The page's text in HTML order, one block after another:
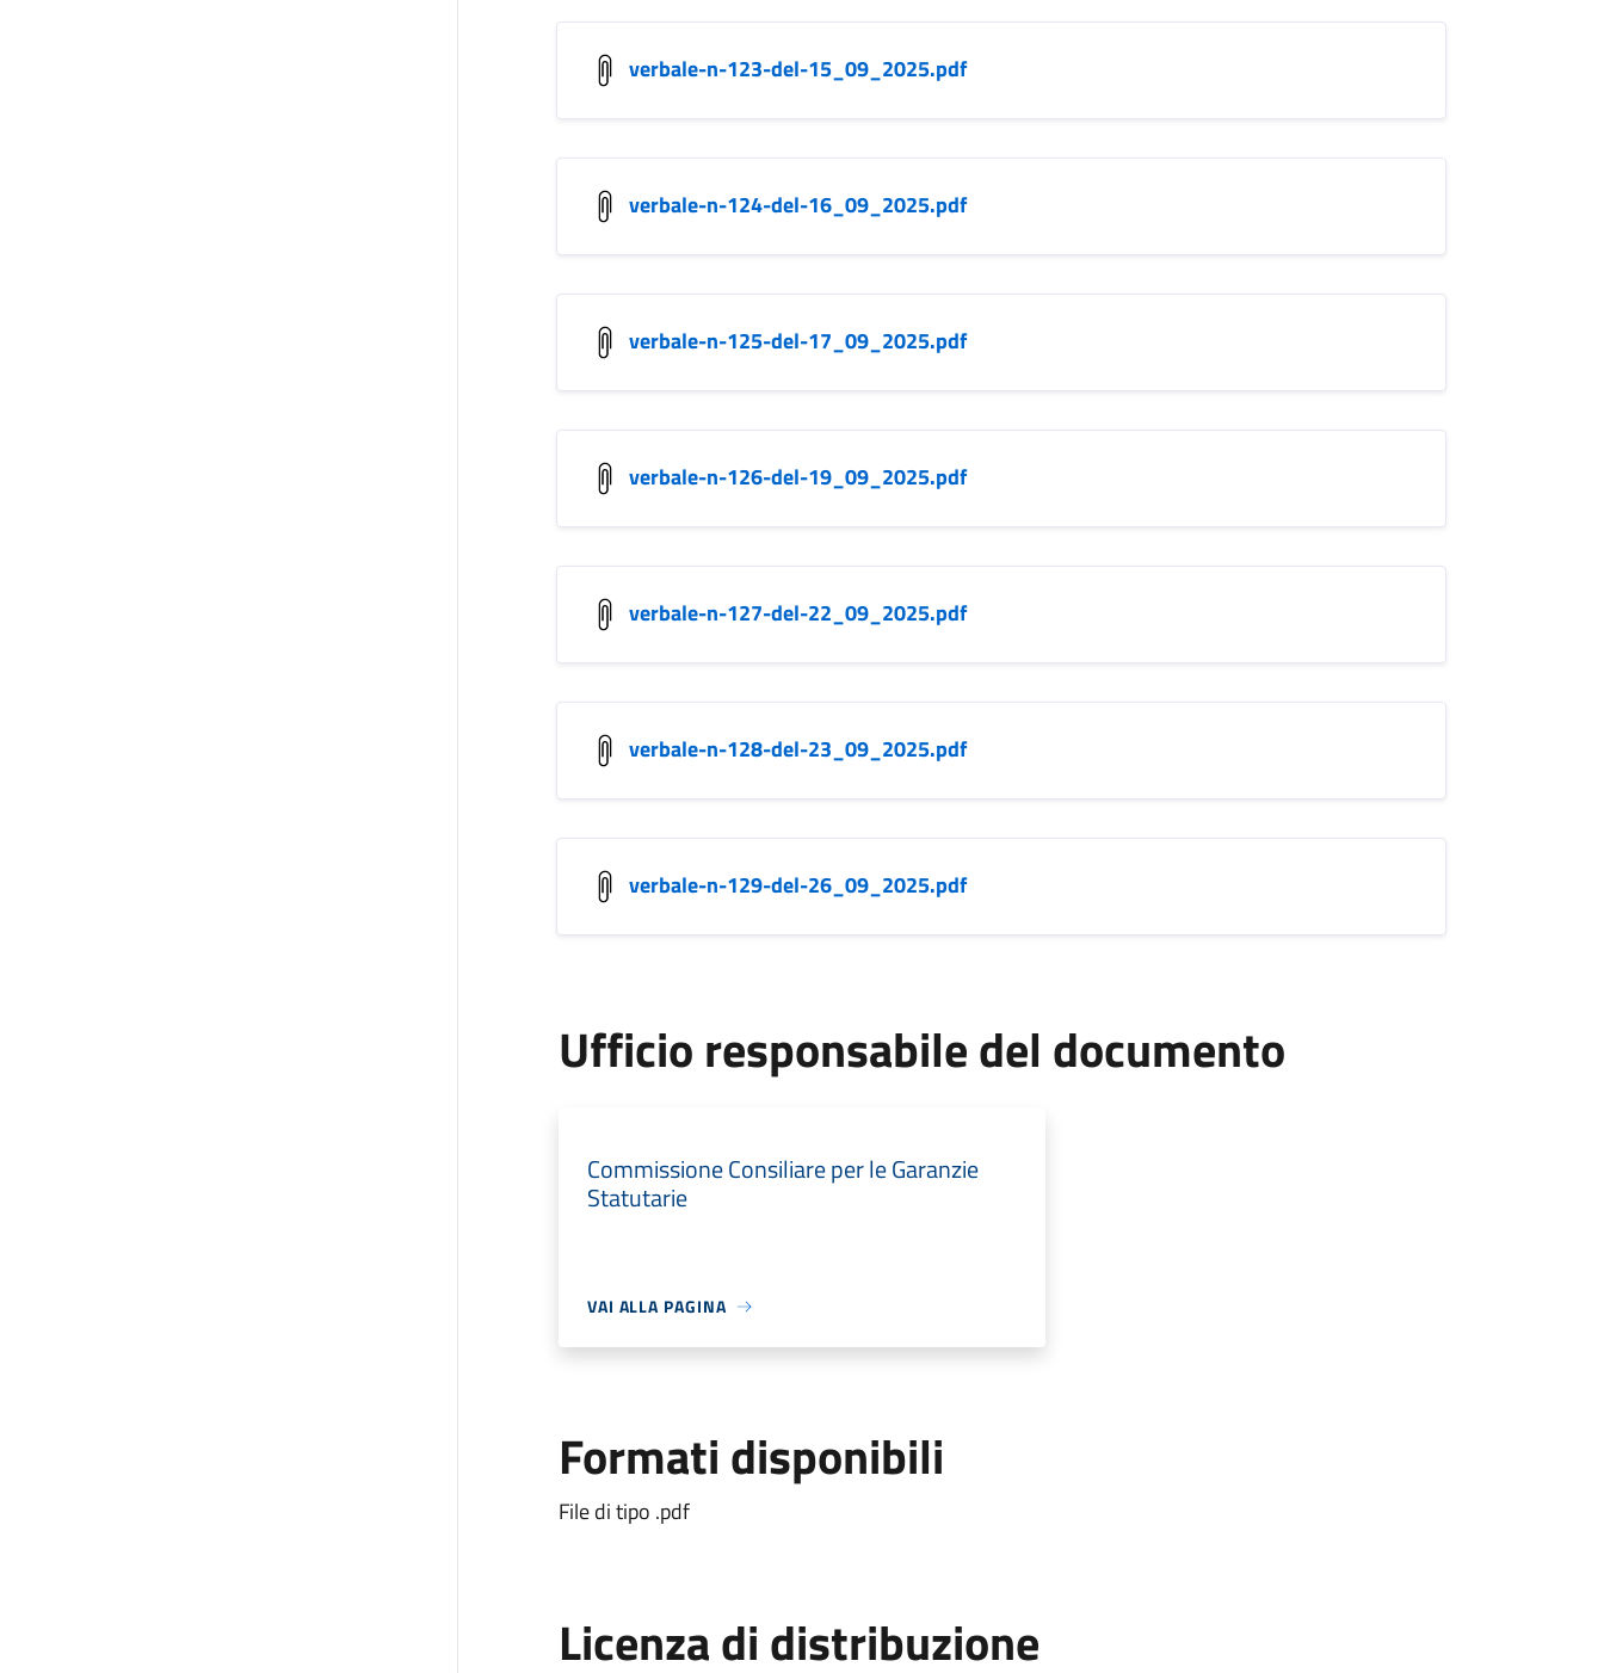
verbale-n-123-del-15_09_2025.pdf
verbale-n-124-del-16_09_2025.pdf
verbale-n-125-del-17_09_2025.pdf
verbale-n-126-del-19_09_2025.pdf
verbale-n-127-del-22_09_2025.pdf
verbale-n-128-del-23_09_2025.pdf
verbale-n-129-del-26_09_2025.pdf
Ufficio responsabile del documento
Commissione Consiliare per le Garanzie
Statutarie
VAI ALLA PAGINA
Formati disponibili
File di tipo .pdf
Licenza di distribuzione